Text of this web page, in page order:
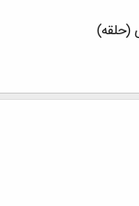
(حلقه)